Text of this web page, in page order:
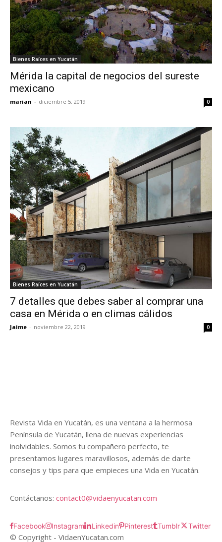
Bienes Raíces en Yucatán
Mérida la capital de negocios del sureste
mexicano
marian - diciembre 5, 2019 0
Bienes Raíces en Yucatán
7 detalles que debes saber al comprar una
casa en Mérida o en climas cálidos
Jaime - noviembre 22, 2019 0
Revista Vida en Yucatán, es una ventana a la hermosa
Península de Yucatán, llena de nuevas experiencias
inolvidables. Somos tu compañero perfecto, te
presentamos lugares maravillosos, además de darte
consejos y tips para que empieces una Vida en Yucatán.
Contáctanos: contact0@vidaenyucatan.com
Facebook Instagram Linkedin Pinterest Tumblr Twitter
© Copyright - VidaenYucatan.com